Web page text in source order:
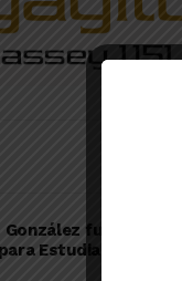
fue figura en
Estudiantes de Río